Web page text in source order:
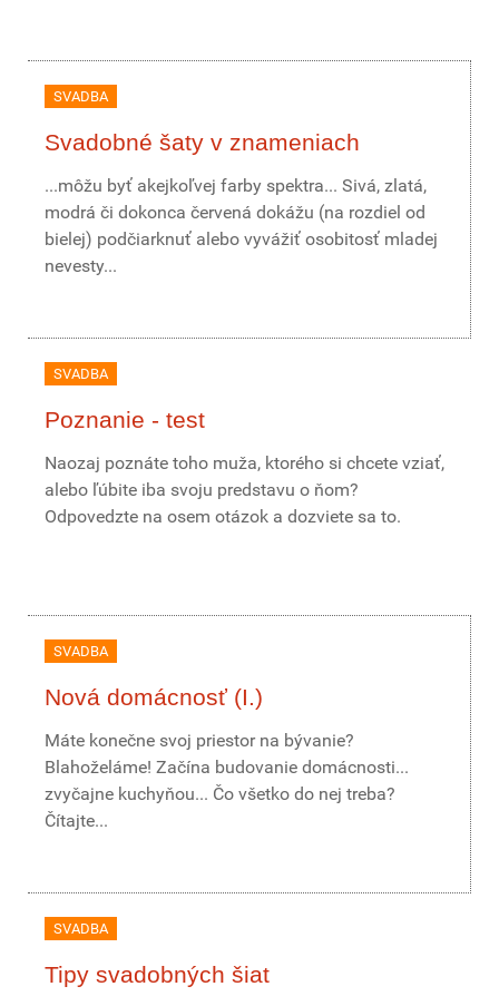
SVADBA
Svadobné šaty v znameniach
...môžu byť akejkoľvej farby spektra... Sivá, zlatá,
modrá či dokonca červená dokážu (na rozdiel od
bielej) podčiarknuť alebo vyvážiť osobitosť mladej
nevesty...
SVADBA
Poznanie - test
Naozaj poznáte toho muža, ktorého si chcete vziať,
alebo ľúbite iba svoju predstavu o ňom?
Odpovedzte na osem otázok a dozviete sa to.
SVADBA
Nová domácnosť (I.)
Máte konečne svoj priestor na bývanie?
Blahoželáme! Začína budovanie domácnosti...
zvyčajne kuchyňou... Čo všetko do nej treba?
Čítajte...
SVADBA
Tipy svadobných šiat